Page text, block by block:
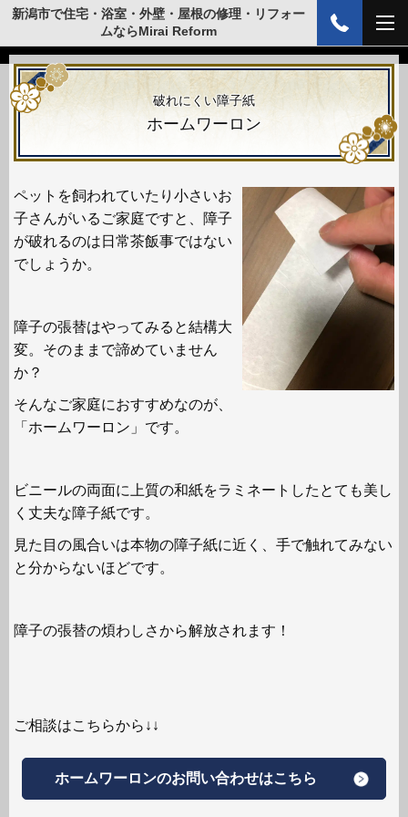
新潟市で住宅・浴室・外壁・屋根の修理・リフォー
ムならMirai Reform
破れにくい障子紙
ホームワーロン
ペットを飼われていたり小さいお
子さんがいるご家庭ですと、障子
が破れるのは日常茶飯事ではない
でしょうか。
障子の張替はやってみると結構大
変。そのままで諦めていません
か？
そんなご家庭におすすめなのが、
「ホームワーロン」です。
ビニールの両面に上質の和紙をラミネートしたとても美し
く丈夫な障子紙です。
見た目の風合いは本物の障子紙に近く、手で触れてみない
と分からないほどです。
障子の張替の煩わしさから解放されます！
ご相談はこちらから↓↓
ホームワーロンのお問い合わせはこちら